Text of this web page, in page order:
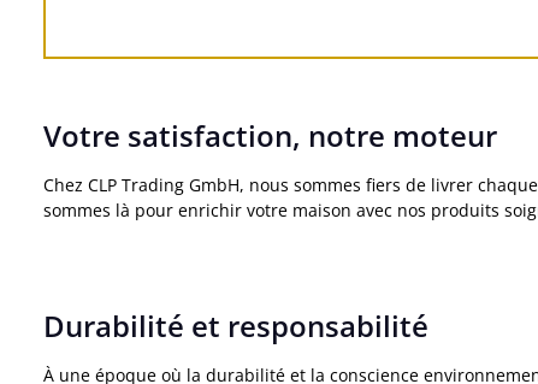
Votre satisfaction, notre moteur
Chez CLP Trading GmbH, nous sommes fiers de livrer
sommes là pour enrichir votre maison avec nos produits
Durabilité et responsabilité
À une époque où la durabilité et la conscience